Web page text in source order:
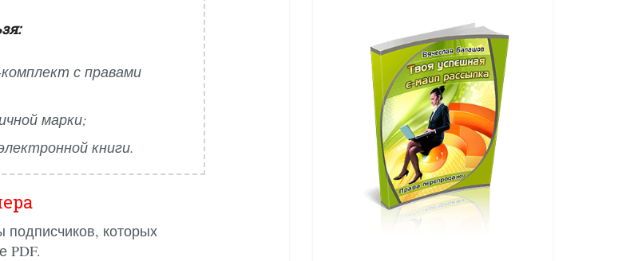
с правами
марки;
книги.
подписчиков, которых
PDF.